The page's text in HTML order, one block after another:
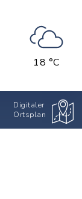
18 °C
Digitaler
Ortsplan